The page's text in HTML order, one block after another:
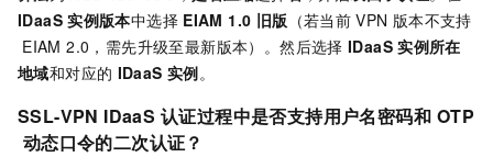
IDaaS 实例版本中选择 EIAM 1.0 旧版 （若当前 VPN 版本不支持
EIAM 2.0，需先升级至最新版本）。然后选择 IDaaS 实例所在
地域和对应的 IDaaS 实例。
SSL-VPN IDaaS 认证过程中是否支持用户名密码和 OTP
动态口令的二次认证？